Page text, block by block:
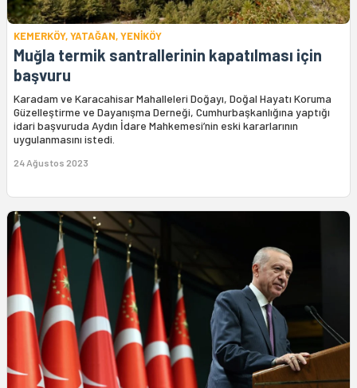
KEMERKÖY, YATAĞAN, YENİKÖY
Muğla termik santrallerinin kapatılması için
başvuru
Karadam ve Karacahisar Mahalleleri Doğayı, Doğal Hayatı Koruma
Güzelleştirme ve Dayanışma Derneği, Cumhurbaşkanlığına yaptığı
idari başvuruda Aydın İdare Mahkemesi’nin eski kararlarının
uygulanmasını istedi.
24 Ağustos 2023